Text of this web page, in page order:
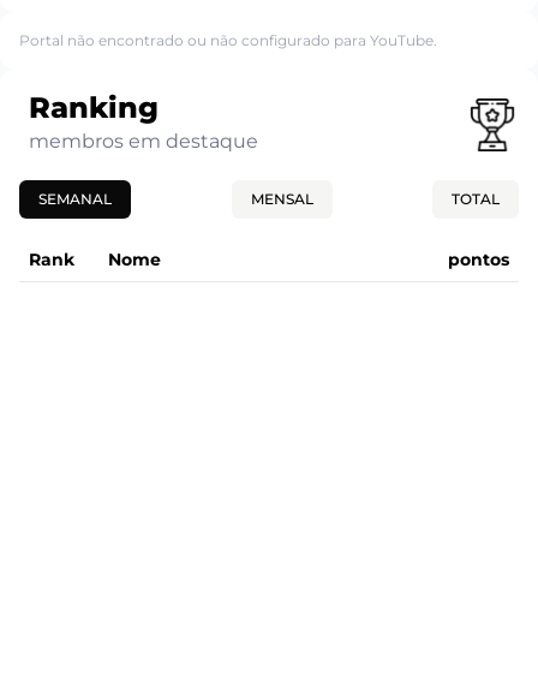
Portal não encontrado ou não configurado para YouTube.
Ranking
membros em destaque
SEMANAL MENSAL TOTAL
Rank Nome pontos